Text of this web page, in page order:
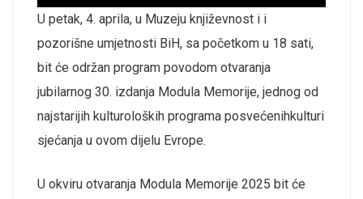
U petak, 4. aprila, u Muzeju književnost i i
pozorišne umjetnosti BiH, sa početkom u 18 sati,
bit će održan program povodom otvaranja
jubilarnog 30. izdanja Modula Memorije, jednog od
najstarijih kulturoloških programa posvećenihkulturi
sjećanja u ovom dijelu Evrope.
U okviru otvaranja Modula Memorije 2025 bit će